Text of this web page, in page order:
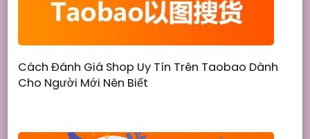
Cách Đánh Giá Shop Uy Tín Trên Taobao Dành
Cho Người Mới Nên Biết